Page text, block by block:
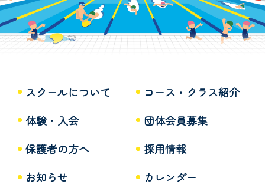
スクールについて
コース・クラス紹介
体験・入会
団体会員募集
保護者の方へ
採用情報
お知らせ
カレンダー